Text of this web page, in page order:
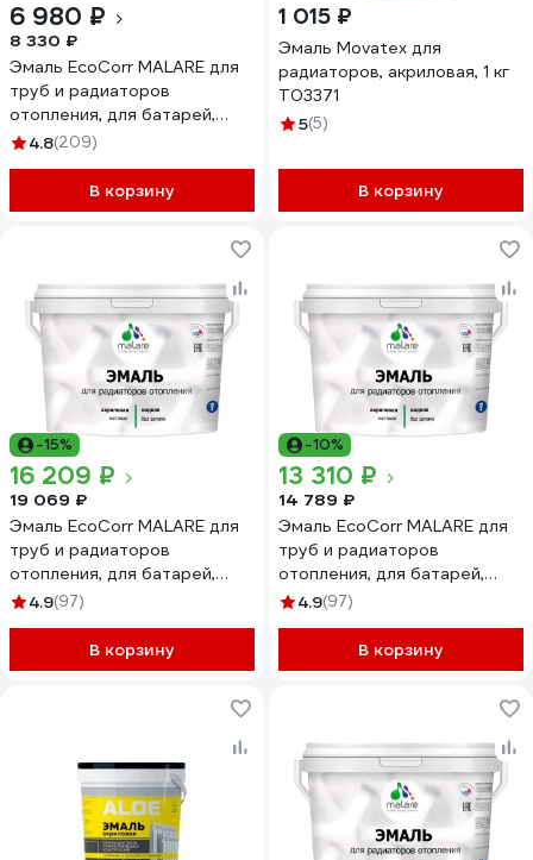
6 980 ₽
8 330 ₽
Эмаль EcoCorr MALARE для
труб и радиаторов
отопления, для батарей,
водная акриловая без запаха
ЭЭКОТЕСМ1000
4.8(209)
В корзину
1 015 ₽
Эмаль Movatex для
радиаторов, акриловая, 1 кг
Т03371
5(5)
В корзину
-15%
16 209 ₽
19 069 ₽
Эмаль EcoCorr MALARE для
труб и радиаторов
отопления, для батарей,
водная акриловая без запаха
ЭЭКОВИБМ1000
4.9(97)
В корзину
-10%
13 310 ₽
14 789 ₽
Эмаль EcoCorr MALARE для
труб и радиаторов
отопления, для батарей,
водная акриловая без запаха
бордовый, 10 кг
ЭЭКОВИШМ1000
4.9(97)
В корзину